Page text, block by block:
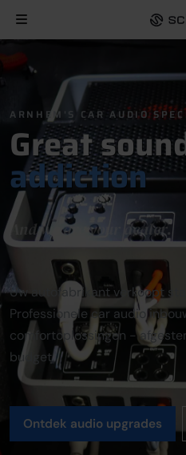
ARNHEM'S CAR AUDIO
Great
addiction
And we are your dealer.
Uw autofabrikant verkoopt
Professionele car audio
comfortoplossingen -
budget.
Ontdek audio upgrades